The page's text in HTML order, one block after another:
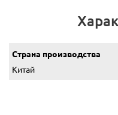
Страна производства
Китай